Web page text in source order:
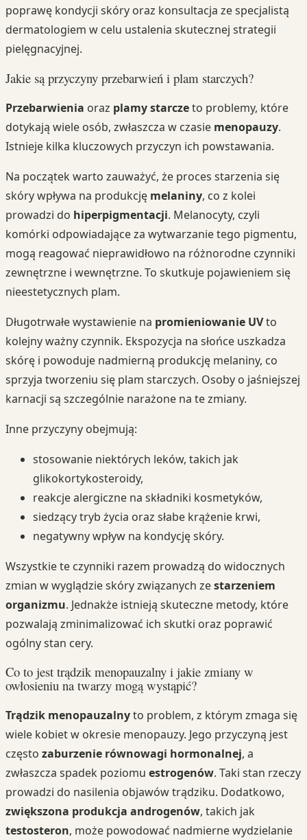
poprawę kondycji skóry oraz konsultacja ze specjalistą
dermatologiem w celu ustalenia skutecznej strategii
pielęgnacyjnej.
Jakie są przyczyny przebarwień i plam starczych?
Przebarwienia oraz plamy starczeto problemy, które
dotykają wiele osób, zwłaszcza w czasie menopauzy.
Istnieje kilka kluczowych przyczyn ich powstawania.
Na początek warto zauważyć, że proces starzenia się
skóry wpływa na produkcję melaniny, co z kolei
prowadzi do hiperpigmentacji. Melanocyty, czyli
komórki odpowiadające za wytwarzanie tego pigmentu,
mogą reagować nieprawidłowo na różnorodne czynniki
zewnętrzne i wewnętrzne. To skutkuje pojawieniem się
nieestetycznych plam.
Długotrwałe wystawienie na promieniowanie UVto
kolejny ważny czynnik. Ekspozycja na słońce uszkadza
skórę i powoduje nadmierną produkcję melaniny, co
sprzyja tworzeniu się plam starczych. Osoby o jaśniejszej
karnacji są szczególnie narażone na te zmiany.
Inne przyczyny obejmują:
stosowanie niektórych leków, takich jak
glikokortykosteroidy,
reakcje alergiczne na składniki kosmetyków,
siedzący tryb życia oraz słabe krążenie krwi,
negatywny wpływ na kondycję skóry.
Wszystkie te czynniki razem prowadzą do widocznych
zmian w wyglądzie skóry związanych zestarzeniem
organizmu. Jednakże istnieją skuteczne metody, które
pozwalają zminimalizować ich skutki oraz poprawić
ogólny stan cery.
Co to jest trądzik menopauzalny i jakie zmiany w
owłosieniu na twarzy mogą wystąpić?
Trądzik menopauzalnyto problem, z którym zmaga się
wiele kobiet w okresie menopauzy. Jego przyczyną jest
często zaburzenie równowagi hormonalnej, a
zwłaszcza spadek poziomu estrogenów. Taki stan rzeczy
prowadzi do nasilenia objawów trądziku. Dodatkowo,
zwiększona produkcja androgenów, takich jak
testosteron, może powodować nadmierne wydzielanie